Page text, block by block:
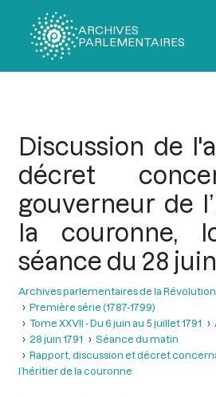
ARCHIVES
PARLEMENTAIRES
Discussion de
décret
gouverneur de
la couronne,
séance du 28 juin
Archives parlementaires de la
Première série (1787-1799)
Tome XXVII - Du 6 juin au 5 juillet 1791
28 juin 1791
Séance du matin
Rapport, discussion et décret
l’héritier de la couronne